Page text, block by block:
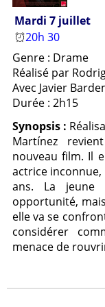
Mardi 7 juillet
20h 30
Genre : Drame
Réalisé par
Avec Javier
Durée : 2h15
Synopsis :
Martínez
nouveau film. Il
actrice inconnue,
ans. La jeune
opportunité,
elle va se
considérer
menace de